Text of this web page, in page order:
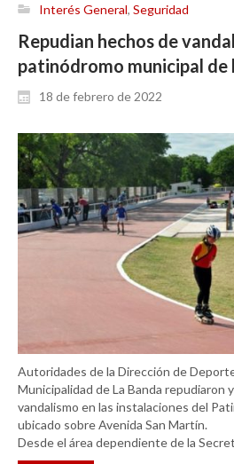
Interés General, Seguridad
Repudian hechos de
patinódromo municipal de
18 de febrero de 2022
Autoridades de la Dirección de
Municipalidad de La Banda repudiaron
vandalismo en las instalaciones del
ubicado sobre Avenida San Martín.
Desde el área dependiente de la